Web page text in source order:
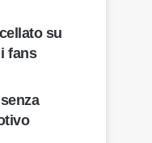
su
fans